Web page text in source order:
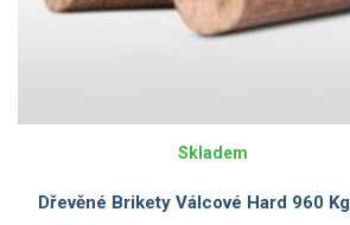
Skladem
Dřevěné Brikety Válcové Hard 960 Kg